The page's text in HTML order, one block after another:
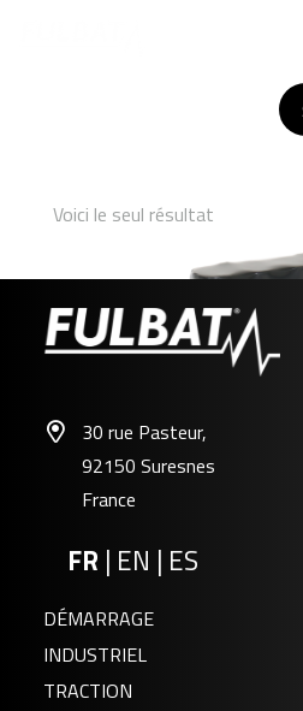
Voici le seul résultat
30 rue Pasteur,
92150 Suresnes
France
FR | EN | ES
DÉMARRAGE
INDUSTRIEL
TRACTION